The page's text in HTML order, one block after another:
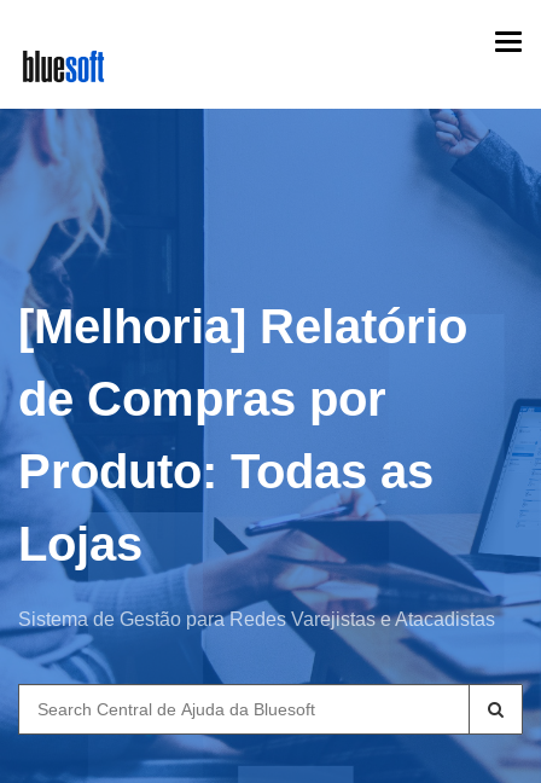
main
content
[Melhoria] Relatório
de Compras por
Produto: Todas as
Lojas
Sistema de Gestão para Redes Varejistas e Atacadistas
Search
for: